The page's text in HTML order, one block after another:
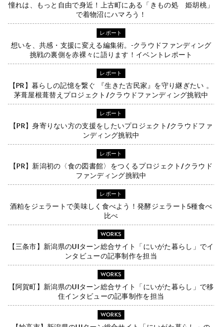
憧れは、もっと自由で身近！上古町にある「きもの処 姫胡桃」
で着物沼にハマろう！
レポート
想いを、共感・支援に変える編集術。-クラウドファンディング
挑戦の裏側を赤裸々に語ります！イベントレポート
レポート
【PR】暮らしの記憶を繋ぐ 『生きた古民家』を守り継ぎたい 。
茅葺屋根葺替えプロジェクト/クラウドファンディング挑戦中
レポート
【PR】身寄りない方の支援をしたいプロジェクト/クラウドファ
ンディング挑戦中
レポート
【PR】新潟初の〈食の図書館〉をつくるプロジェクト/クラウド
ファンディング挑戦中
レポート
酒粕をジェラートで美味しく食べよう！発酵ジェラート5種食べ
比べ
WORKS
【三条市】新潟県のUIターン総合サイト「にいがた暮らし」でイ
ンタビューの記事制作を担当
WORKS
【阿賀町】新潟県のUIターン総合サイト「にいがた暮らし」で移
住インタビューの記事制作を担当
WORKS